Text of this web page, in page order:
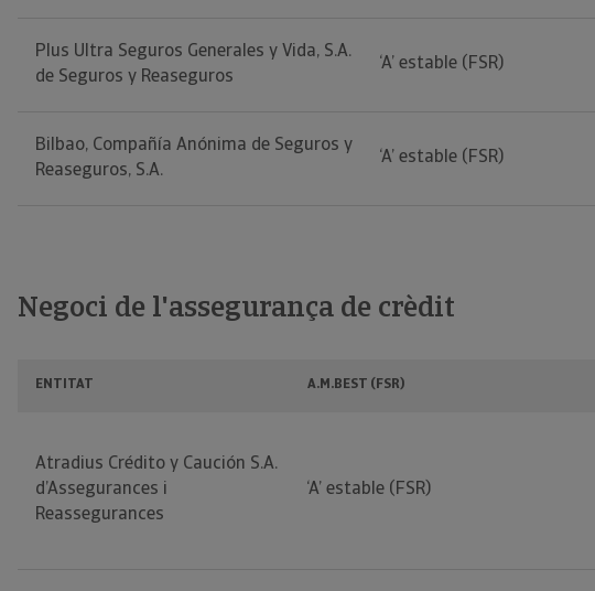
Plus Ultra Seguros Generales y Vida, S.A.
de Seguros y Reaseguros
‘A’ estable (FSR)
Bilbao, Compañía Anónima de Seguros y
Reaseguros, S.A.
‘A’ estable (FSR)
Negoci de l'assegurança de crèdit
ENTITAT A.M.BEST (FSR)
Atradius Crédito y Caución S.A.
d’Assegurances i
Reassegurances
‘A’ estable (FSR)